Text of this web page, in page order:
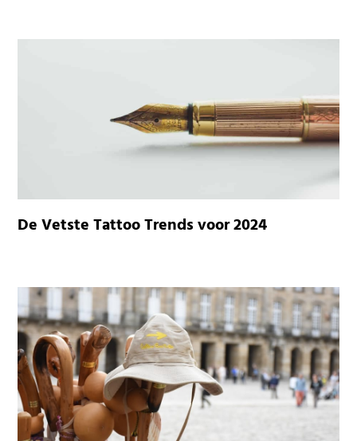
De Vetste Tattoo Trends voor 2024